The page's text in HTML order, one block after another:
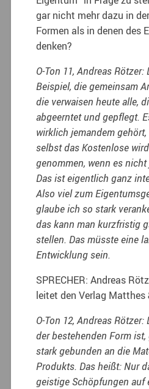
gar nicht mehr dazu in
Formen als in denen des
denken?
O-Ton 11, Andreas
Beispiel, die gemeinsam
die verwaisen heute alle,
abgeerntet und gepflegt.
wirklich jemandem
selbst das Kostenlose
genommen, wenn es
Das ist eigentlich ganz
Also viel zum
glaube ich so stark
das kann man kurzfristig
stellen. Das müsste eine
Entwicklung sein.
SPRECHER: Andreas
leitet den Verlag Matthes
O-Ton 12, Andreas
der bestehenden Form
stark gebunden an die
Produkts. Das heißt: Nur
geistige Schöpfungen auf